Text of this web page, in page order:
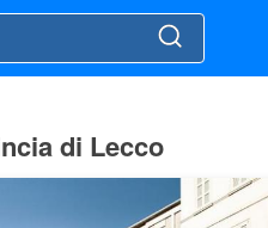
di Lecco